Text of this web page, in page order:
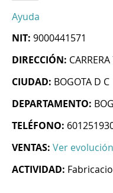
Ayuda
NIT: 9000441571
DIRECCIÓN:
CIUDAD: BOGOTA D C
DEPARTAMENTO:
TELÉFONO:
VENTAS: Ver
ACTIVIDAD: